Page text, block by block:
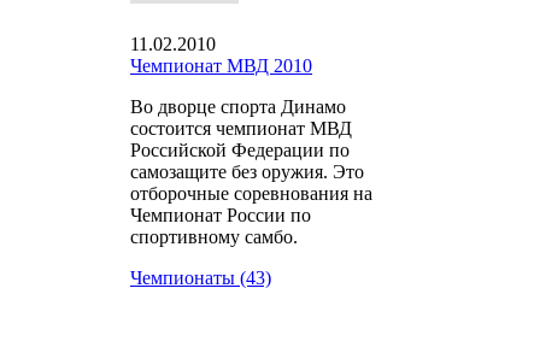
11.02.2010
Чемпионат МВД 2010
Во дворце спорта Динамо
состоится чемпионат МВД
Российской Федерации по
самозащите без оружия. Это
отборочные соревнования на
Чемпионат России по
спортивному самбо.
Чемпионаты (43)